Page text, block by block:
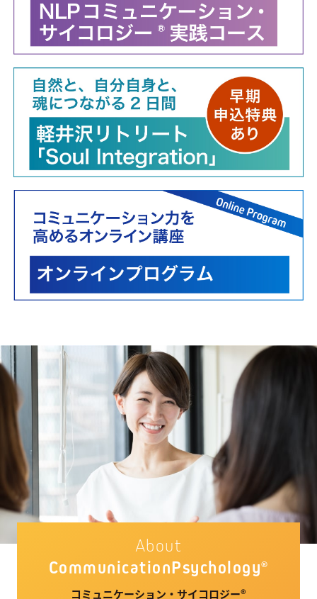
About
CommunicationPsychology®
コミュニケーション・サイコロジー®